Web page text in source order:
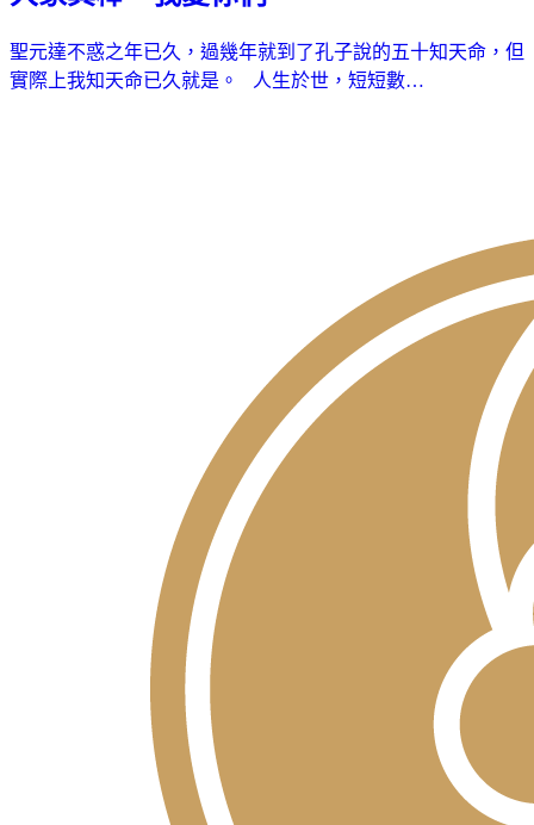
聖元達不惑之年已久，過幾年就到了孔子說的五十知天命，但
實際上我知天命已久就是。 人生於世，短短數…